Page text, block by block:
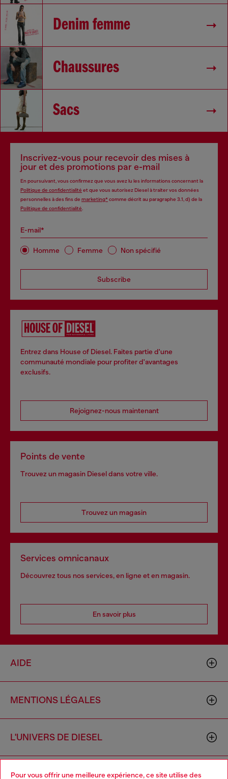
Pour vous offrir une meilleure expérience, ce site utilise des
Denim femme
Chaussures
Sacs
Inscrivez-vous pour recevoir des mises à
jour et des promotions par e-mail
En poursuivant, vous confirmez que vous avez lu les informations concernant la
Politique de confidentialité et que vous autorisez Diesel à traiter vos données
personnelles à des fins de marketing*comme décrit au paragraphe 3.1, d) de la
Politique de confidentialité
E-mail*
Homme Femme Non spécifié
Subscribe
Entrez dans House of Diesel. Faites partie d'une
communauté mondiale pour profiter d'avantages
exclusifs.
Rejoignez-nous maintenant
Points de vente
Trouvez un magasin Diesel dans votre ville.
Trouvez un magasin
Services omnicanaux
Découvrez tous nos services, en ligne et en magasin.
En savoir plus
AIDE
MENTIONS LÉGALES
L'UNIVERS DE DIESEL
CORPORATE